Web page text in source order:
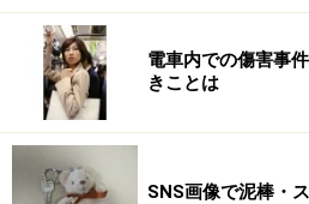
電車内での傷害事
きことは
SNS画像で泥棒・